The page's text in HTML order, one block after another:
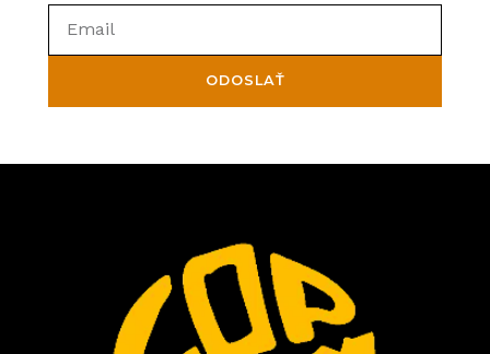
ODOSLAŤ